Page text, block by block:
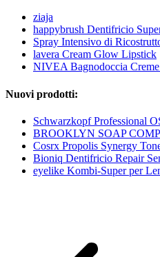
ziaja
happybrush Dentifricio
Spray Intensivo di
lavera Cream Glow Lipstick
NIVEA Bagnodoccia
Nuovi prodotti:
Schwarzkopf Professional
BROOKLYN SOAP
Cosrx Propolis Synergy
Bioniq Dentifricio Repair
eyelike Kombi-Super per